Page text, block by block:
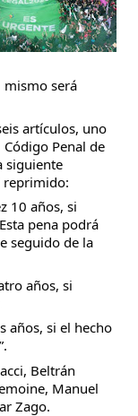
mismo será
artículos, uno
Penal de
siguiente
reprimido:
10 años, si
pena podrá
seguido de la
años, si
años, si el hecho
Beltrán
Manuel
Zago.